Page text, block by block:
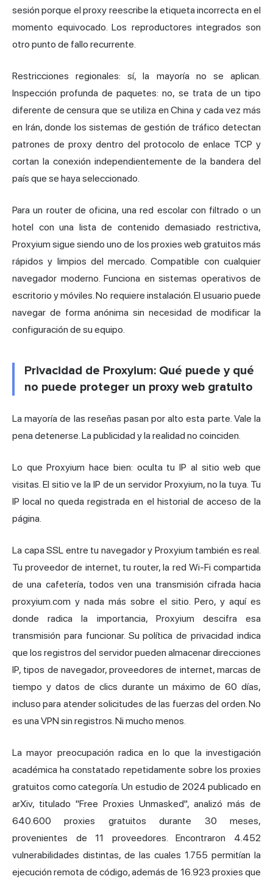
sesión porque el proxy reescribe la etiqueta incorrecta en el
momento equivocado. Los reproductores integrados son
otro punto de fallo recurrente.
Restricciones regionales: sí, la mayoría no se aplican.
Inspección profunda de paquetes: no, se trata de un tipo
diferente de censura que se utiliza en China y cada vez más
en Irán, donde los sistemas de gestión de tráfico detectan
patrones de proxy dentro del protocolo de enlace TCP y
cortan la conexión independientemente de la bandera del
país que se haya seleccionado.
Para un router de oficina, una red escolar con filtrado o un
hotel con una lista de contenido demasiado restrictiva,
Proxyium sigue siendo uno de los proxies web gratuitos más
rápidos y limpios del mercado. Compatible con cualquier
navegador moderno. Funciona en sistemas operativos de
escritorio y móviles. No requiere instalación. El usuario puede
navegar de forma anónima sin necesidad de modificar la
configuración de su equipo.
Privacidad de Proxyium: Qué puede y qué
no puede proteger un proxy web gratuito
La mayoría de las reseñas pasan por alto esta parte. Vale la
pena detenerse. La publicidad y la realidad no coinciden.
Lo que Proxyium hace bien: oculta tu IP al sitio web que
visitas. El sitio ve la IP de un servidor Proxyium, no la tuya. Tu
IP local no queda registrada en el historial de acceso de la
página.
La capa SSL entre tu navegador y Proxyium también es real.
Tu proveedor de internet, tu router, la red Wi-Fi compartida
de una cafetería, todos ven una transmisión cifrada hacia
proxyium.com y nada más sobre el sitio. Pero, y aquí es
donde radica la importancia, Proxyium descifra esa
transmisión para funcionar. Su política de privacidad indica
que los registros del servidor pueden almacenar direcciones
IP, tipos de navegador, proveedores de internet, marcas de
tiempo y datos de clics durante un máximo de 60 días,
incluso para atender solicitudes de las fuerzas del orden. No
es una VPN sin registros. Ni mucho menos.
La mayor preocupación radica en lo que la investigación
académica ha constatado repetidamente sobre los proxies
gratuitos como categoría. Un estudio de 2024 publicado en
arXiv, titulado "Free Proxies Unmasked", analizó más de
640.600 proxies gratuitos durante 30 meses,
provenientes de 11 proveedores. Encontraron 4.452
vulnerabilidades distintas, de las cuales 1.755 permitían la
ejecución remota de código, además de 16.923 proxies que